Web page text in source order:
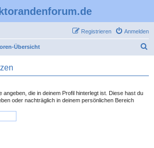
Anmelden
Registrieren
Übersicht
angeben, die in deinem Profil hinterlegt ist. Diese hast du
oder nachträglich in deinem persönlichen Bereich